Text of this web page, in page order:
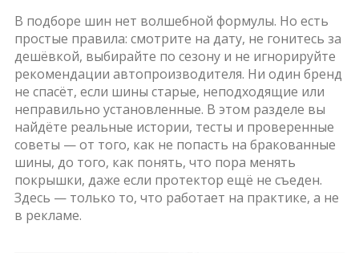
В подборе шин нет волшебной формулы. Но есть
простые правила: смотрите на дату, не гонитесь за
дешёвкой, выбирайте по сезону и не игнорируйте
рекомендации автопроизводителя. Ни один бренд
не спасёт, если шины старые, неподходящие или
неправильно установленные. В этом разделе вы
найдёте реальные истории, тесты и проверенные
советы — от того, как не попасть на бракованные
шины, до того, как понять, что пора менять
покрышки, даже если протектор ещё не съеден.
Здесь — только то, что работает на практике, а не
в рекламе.